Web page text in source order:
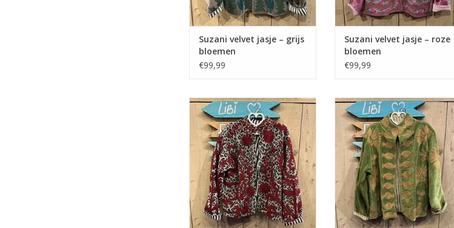
Suzani velvet jasje – grijs
bloemen
€99,99
Suzani velvet jasje – roze
bloemen
€99,99
Suzani velvet jasje – panterprint
bordeaux
Suzani velvet jasje – groen beige